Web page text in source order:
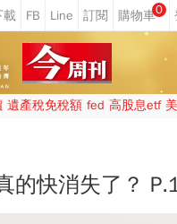
0
遺產稅免稅額 fed 高股息etf
的快消失了？